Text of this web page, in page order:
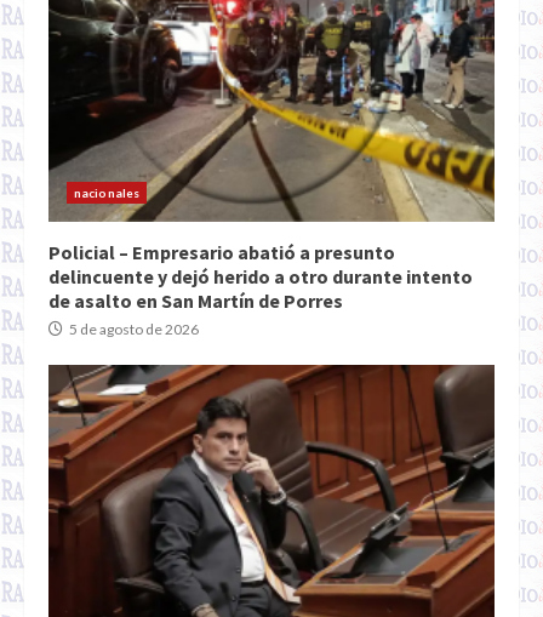
nacionales
Policial – Empresario abatió a presunto
delincuente y dejó herido a otro durante intento
de asalto en San Martín de Porres
5 de agosto de 2026